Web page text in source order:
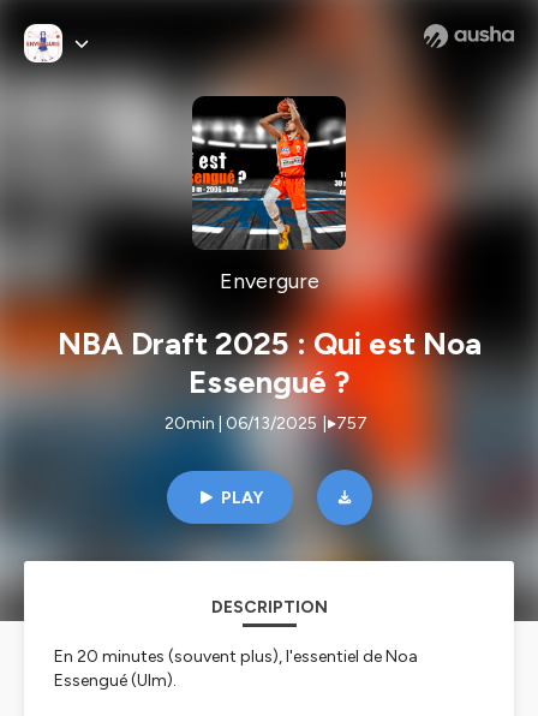
Envergure
NBA Draft 2025 : Qui est Noa
Essengué ?
20min | 06/13/2025 | 757
PLAY
DESCRIPTION
En 20 minutes (souvent plus), l'essentiel de Noa
Essengué (Ulm).